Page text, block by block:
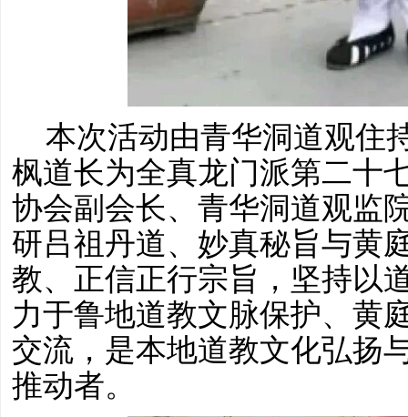
本次活动由青华洞道观住
枫道长为全真龙门派第二十
协会副会长、青华洞道观监
研吕祖丹道、妙真秘旨与黄
教、正信正行宗旨，坚持以
力于鲁地道教文脉保护、黄
交流，是本地道教文化弘扬
推动者。